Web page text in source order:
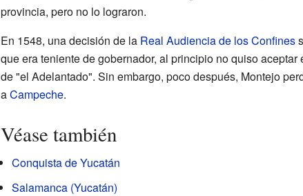
provincia, pero no lo lograron.
En 1548, una decisión de la Real Audiencia de los Confines
que era teniente de gobernador, al principio no quiso
de "el Adelantado". Sin embargo, poco después, Montejo
aCampeche.
Véase también
Conquista de Yucatán
Salamanca (Yucatán)